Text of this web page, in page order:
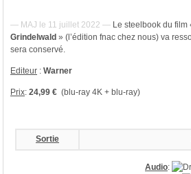
— MAJ le 11 juillet 2022 — Le steelbook du film
Grindelwald » (l’édition fnac chez nous) va
sera conservé.
Editeur : Warner
Prix: 24,99 € (blu-ray 4K + blu-ray)
Sortie
Audio: